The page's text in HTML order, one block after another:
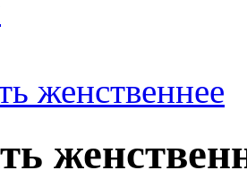
женственнее